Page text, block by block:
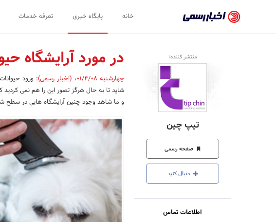
رسمی
-
اخبار
تایید
شده
شرکت‌ها،
سازمان‌ها
و
روابط
عمومی‌ها
خانه پایگاه خبری تعرفه خدمات
منتشر کننده:
تیپ چین
صفحه رسمی
دنبال کنید
اطلاعات تماس
در مورد آرایشگاه
چهارشنبه 01/4/08 ، (اخبار رسمی): ورود
شاید تا به حال هرگز تصور این را هم نمی ‌کردید
و ما شاهد وجود چنین آرایشگاه هایی در سطح